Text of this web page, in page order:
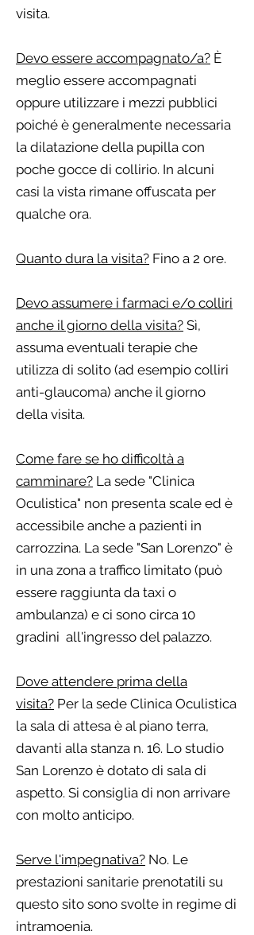
visita.
Devo essere accompagnato/a? È
meglio essere accompagnati
oppure utilizzare i mezzi pubblici
poiché è generalmente necessaria
la dilatazione della pupilla con
poche gocce di collirio. In alcuni
casi la vista rimane offuscata per
qualche ora.
Quanto dura la visita? Fino a 2 ore.
Devo assumere i farmaci e/o colliri
anche il giorno della visita? Sì,
assuma eventuali terapie che
utilizza di solito (ad esempio colliri
anti-glaucoma) anche il giorno
della visita.
Come fare se ho difficoltà a
camminare? La sede "Clinica
Oculistica" non presenta scale ed è
accessibile anche a pazienti in
carrozzina. La sede "San Lorenzo" è
in una zona a traffico limitato (può
essere raggiunta da taxi o
ambulanza) e ci sono circa 10
gradini all'ingresso del palazzo.​
Dove attendere prima della
visita? Per la sede Clinica Oculistica
la sala di attesa è al piano terra,
davanti alla stanza n. 16. Lo studio
San Lorenzo è dotato di sala di
aspetto. Si consiglia di non arrivare
con molto anticipo.
Serve l'impegnativa? No. Le
prestazioni sanitarie prenotatili su
questo sito sono svolte in regime di
intramoenia.